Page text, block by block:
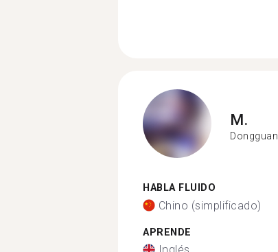
M.
Dongguan
HABLA FLUIDO
Chino (simplificado)
APRENDE